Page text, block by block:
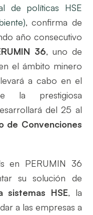
de políticas HSE
, confirma de
año consecutivo
36, uno de
el ámbito minero
a cabo en el
la prestigiosa
del 25 al
de Convenciones
en PERUMIN 36
su solución de
sistemas HSE, la
a las empresas a